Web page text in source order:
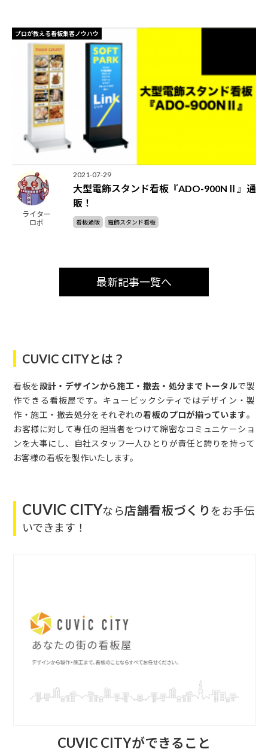
プロが教える看板集客ノウハウ
ライター
ロボ
2021-07-29
大型電飾スタンド看板『ADO-900NⅡ』通
販！
看板通販 電飾スタンド看板
最新記事一覧へ
CUVIC CITYとは？
看板を設計・デザインから施工・撤去・処分までトータルで製
作できる看板屋です。キュービックシティではデザイン・製
作・施工・撤去処分をそれぞれの看板のプロが揃っています。
お客様に対して専任の担当者をつけて綿密なコミュニケーショ
ンを大事にし、自社スタッフ一人ひとりが責任と誇りを持って
お客様の看板を製作いたします。
CUVIC CITYなら店舗看板づくりをお手伝
いできます！
CUVIC CITYができること